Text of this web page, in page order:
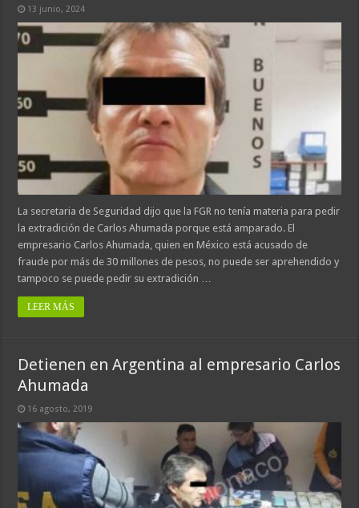
13 junio, 2024
La secretaria de Seguridad dijo que la FGR no tenía materia para pedir
la extradición de Carlos Ahumada porque está amparado. El
empresario Carlos Ahumada, quien en México está acusado de
fraude por más de 30 millones de pesos, no puede ser aprehendido y
tampoco se puede pedir su extradición …
LEER MÁS
Detienen en Argentina al empresario Carlos
Ahumada
16 agosto, 2019